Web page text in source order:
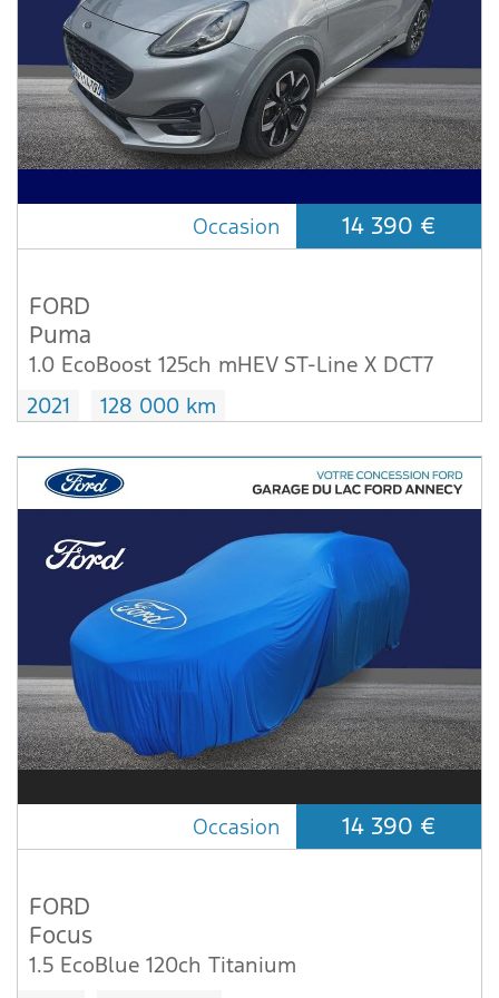
Occasion 14 390 €
FORD
Puma
1.0 EcoBoost 125ch mHEV ST-Line X DCT7
2021
128 000 km
Occasion 14 390 €
FORD
Focus
1.5 EcoBlue 120ch Titanium